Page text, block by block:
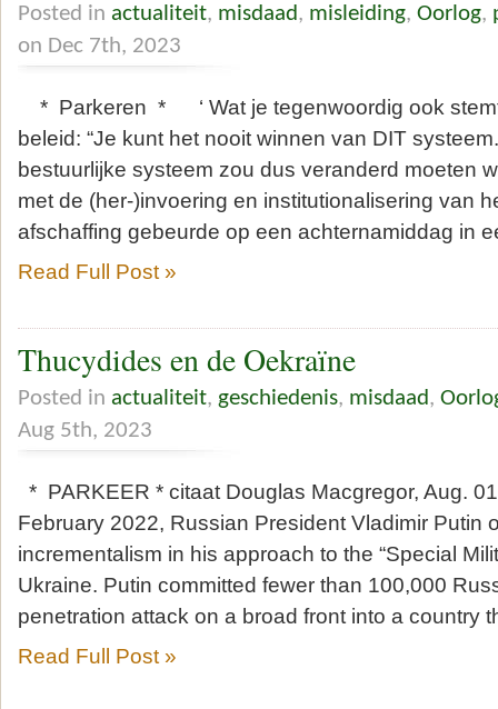
Posted in actualiteit, misdaad, misleiding, Oorlog,
on Dec 7th, 2023
* Parkeren * ‘ Wat je tegenwoordig ook
beleid: “Je kunt het nooit winnen van DIT
bestuurlijke systeem zou dus veranderd moeten
met de (her-)invoering en institutionalisering van
afschaffing gebeurde op een achternamiddag in
Read Full Post »
Thucydides en de Oekraïne
Posted in actualiteit, geschiedenis, misdaad,
Aug 5th, 2023
* PARKEER * citaat Douglas Macgregor, Aug.
February 2022, Russian President Vladimir Putin
incrementalism in his approach to the “Special
Ukraine. Putin committed fewer than 100,000
penetration attack on a broad front into a country
Read Full Post »